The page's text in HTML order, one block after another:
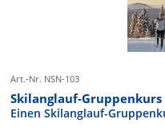
Art.-Nr. NSN-103
Skilanglauf-Gruppenkurs
Einen Skilanglauf-